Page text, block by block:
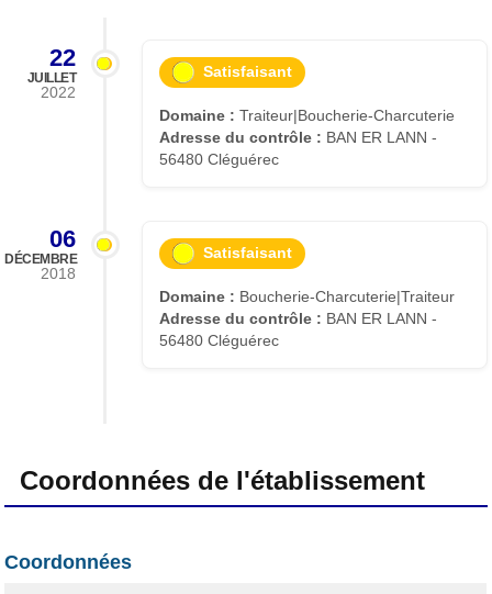
22
JUILLET
2022
Satisfaisant
Domaine : Traiteur|Boucherie-Charcuterie
Adresse du contrôle : BAN ER LANN -
56480 Cléguérec
06
DÉCEMBRE
2018
Satisfaisant
Domaine : Boucherie-Charcuterie|Traiteur
Adresse du contrôle : BAN ER LANN -
56480 Cléguérec
Coordonnées de l'établissement
Coordonnées